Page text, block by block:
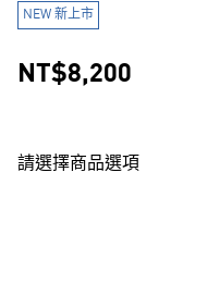
NEW 新上市
NT$8,200
請選擇商品選項